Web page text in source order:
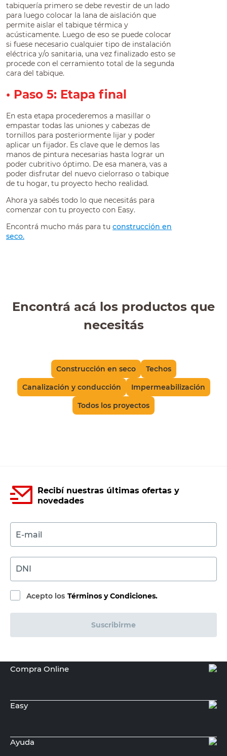
tabiquería primero se debe revestir de un lado
para luego colocar la lana de aislación que
permite aislar el tabique térmica y
acústicamente. Luego de eso se puede colocar
si fuese necesario cualquier tipo de instalación
eléctrica y/o sanitaria, una vez finalizado esto se
procede con el cerramiento total de la segunda
cara del tabique.
• Paso 5: Etapa final
En esta etapa procederemos a masillar o
empastar todas las uniones y cabezas de
tornillos para posteriormente lijar y poder
aplicar un fijador. Es clave que le demos las
manos de pintura necesarias hasta lograr un
poder cubritivo óptimo. De esa manera, vas a
poder disfrutar del nuevo cielorraso o tabique
de tu hogar, tu proyecto hecho realidad.
Ahora ya sabés todo lo que necesitás para
comenzar con tu proyecto con Easy.
Encontrá mucho más para tu construcción en
seco.
Encontrá acá los productos que
necesitás
Construcción en seco
Techos
Canalización y conducción
Impermeabilización
Todos los proyectos
Recibí nuestras últimas ofertas y
novedades
E-mail
DNI
Acepto los Términos y Condiciones.
Suscribirme
Compra Online
Easy
Ayuda